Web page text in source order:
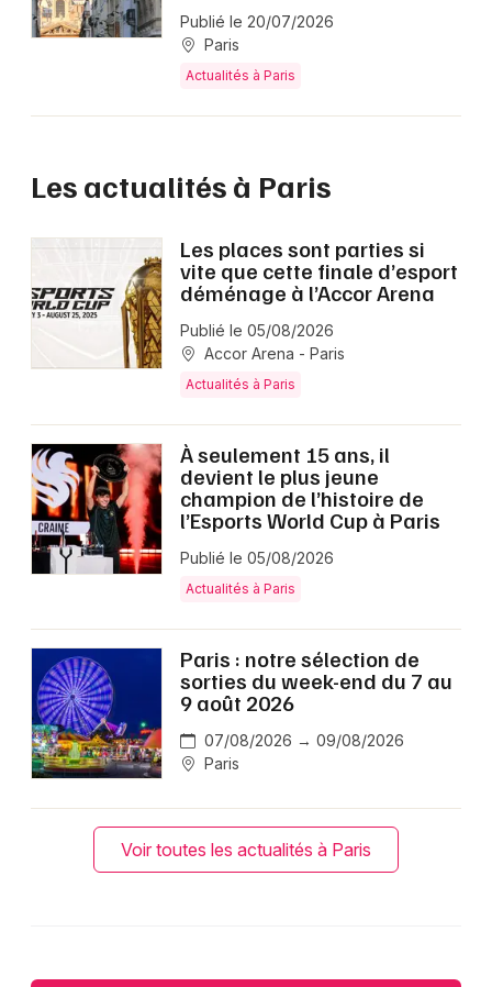
Publié le 20/07/2026
Paris
Actualités à Paris
Les actualités à Paris
Les places sont parties si
vite que cette finale d’esport
déménage à l’Accor Arena
Publié le 05/08/2026
Accor Arena - Paris
Actualités à Paris
À seulement 15 ans, il
devient le plus jeune
champion de l’histoire de
l’Esports World Cup à Paris
Publié le 05/08/2026
Actualités à Paris
Paris : notre sélection de
sorties du week-end du 7 au
9 août 2026
07/08/2026 → 09/08/2026
Paris
Voir toutes les actualités à Paris